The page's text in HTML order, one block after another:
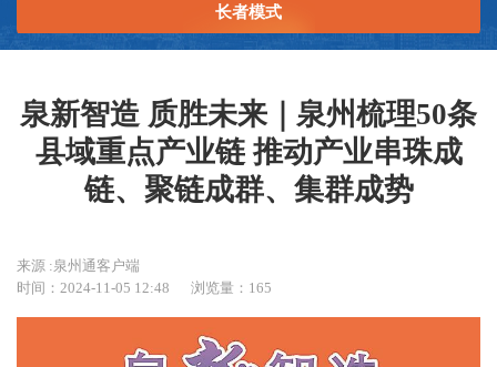
长者模式
泉新智造 质胜未来｜泉州梳理50条
县域重点产业链 推动产业串珠成
链、聚链成群、集群成势
来源 :泉州通客户端
时间：2024-11-05 12:48
浏览量： 165